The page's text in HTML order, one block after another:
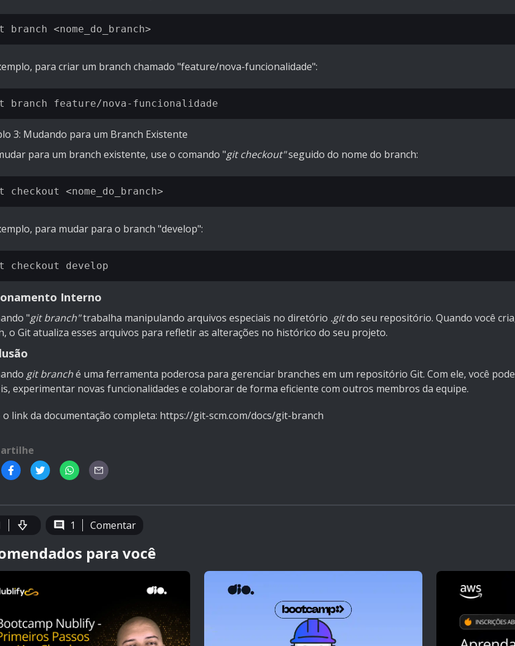
para criar um branch chamado "feature/nova-funcionalidade":
3: Mudando para um Branch Existente
para um branch existente, use o comando "git checkout"seguido do nome do branch:
para mudar para o branch "develop":
Interno
"git branch"trabalha manipulando arquivos especiais no diretório .gitdo seu repositório. Quando você
o Git atualiza esses arquivos para refletir as alterações no histórico do seu projeto.
git branché uma ferramenta poderosa para gerenciar branches em um repositório Git. Com ele, você
experimentar novas funcionalidades e colaborar de forma eficiente com outros membros da equipe.
o link da documentação completa: https://git-scm.com/docs/git-branch
1 Comentar
para você